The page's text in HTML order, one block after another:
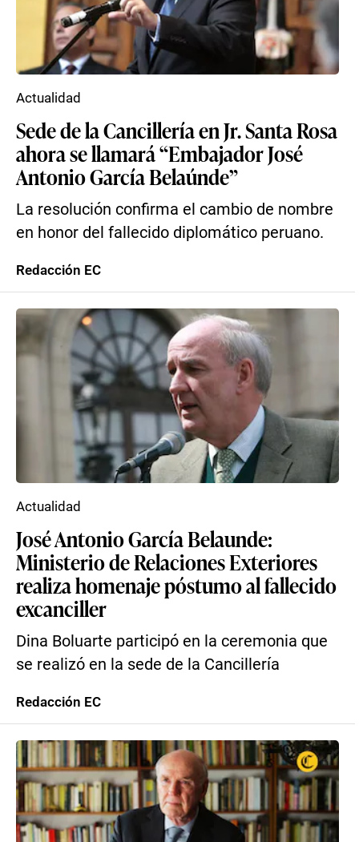
Sede de la Cancillería en Jr. Santa Rosa
ahora se llamará “Embajador José
Antonio García Belaúnde”
La resolución confirma el cambio de nombre
en honor del fallecido diplomático peruano.
Actualidad
Redacción EC
José Antonio García Belaunde:
Ministerio de Relaciones Exteriores
realiza homenaje póstumo al fallecido
excanciller
Dina Boluarte participó en la ceremonia que
se realizó en la sede de la Cancillería
Actualidad
Redacción EC